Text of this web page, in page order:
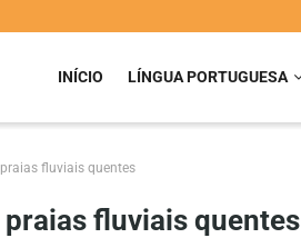
INÍCIO LÍNGUA PORTUGUESA
praias fluviais quentes
praias fluviais quentes